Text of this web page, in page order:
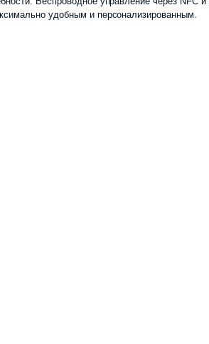
удобным и персонализированным.